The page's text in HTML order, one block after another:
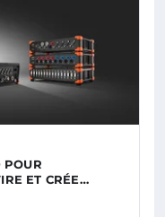
POUR
ET CRÉE…